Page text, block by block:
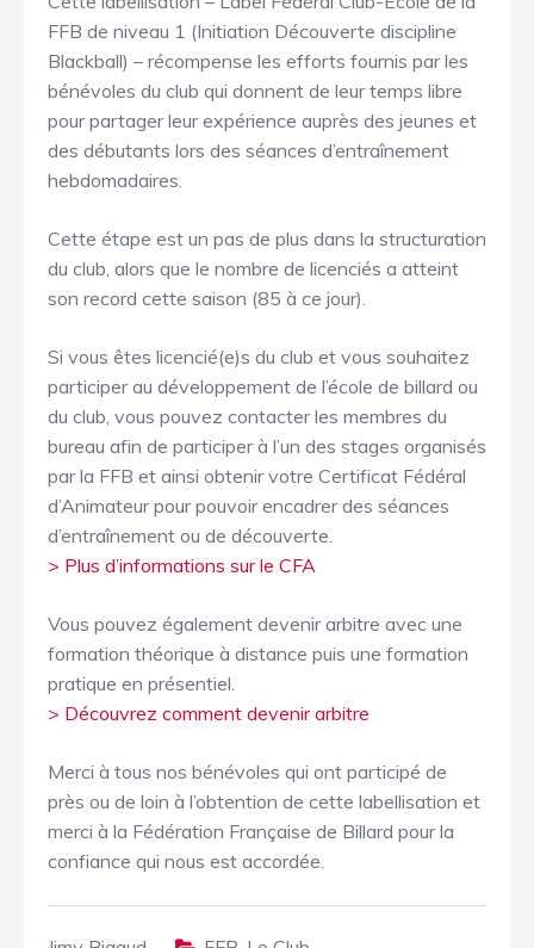
FFB de niveau 1 (Initiation Découverte discipline
Blackball) – récompense les efforts fournis par les
bénévoles du club qui donnent de leur temps libre
pour partager leur expérience auprès des jeunes et
des débutants lors des séances d’entraînement
hebdomadaires.
Cette étape est un pas de plus dans la structuration
du club, alors que le nombre de licenciés a atteint
son record cette saison (85 à ce jour).
Si vous êtes licencié(e)s du club et vous souhaitez
participer au développement de l’école de billard ou
du club, vous pouvez contacter les membres du
bureau afin de participer à l’un des stages organisés
par la FFB et ainsi obtenir votre Certificat Fédéral
d’Animateur pour pouvoir encadrer des séances
d’entraînement ou de découverte.
> Plus d’informations sur le CFA
Vous pouvez également devenir arbitre avec une
formation théorique à distance puis une formation
pratique en présentiel.
> Découvrez comment devenir arbitre
Merci à tous nos bénévoles qui ont participé de
près ou de loin à l’obtention de cette labellisation et
merci à la Fédération Française de Billard pour la
confiance qui nous est accordée.